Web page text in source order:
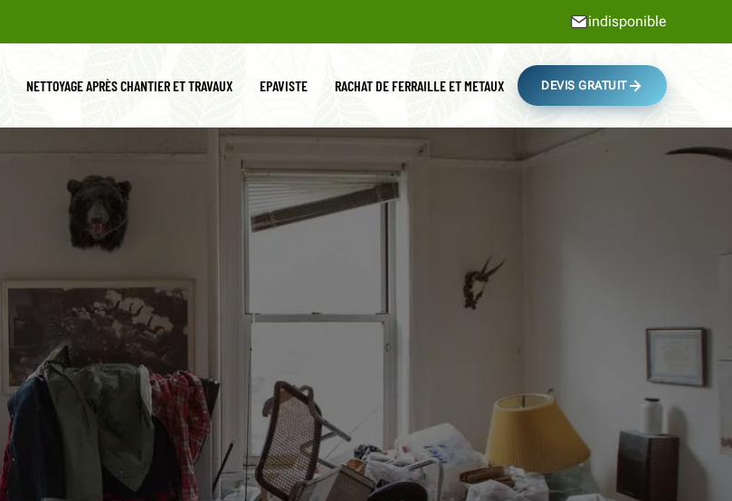
indisponible
NETTOYAGE APRÈS CHANTIER ET TRAVAUX EPAVISTE RACHAT DE FERRAILLE ET METAUX DEVIS GRATUIT